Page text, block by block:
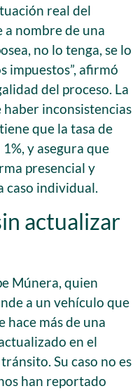
real del
a nombre de una
no lo tenga, se lo
impuestos”, afirmó
del proceso. La
inconsistencias
que la tasa de
y asegura que
presencial y
caso individual.
actualizar
Múnera, quien
a un vehículo que
hace más de una
en el
Su caso no es
han reportado